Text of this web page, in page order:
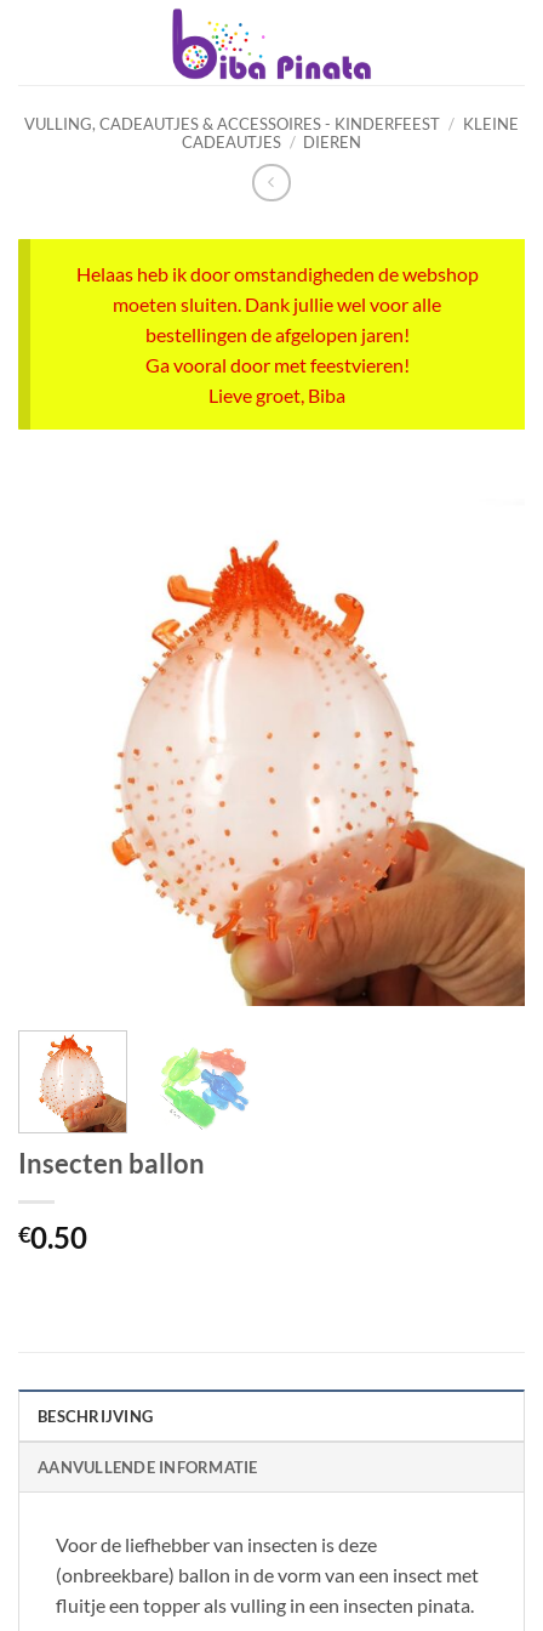
VULLING, CADEAUTJES & ACCESSOIRES - KINDERFEEST / KLEINE
CADEAUTJES / DIEREN
Helaas heb ik door omstandigheden de webshop
moeten sluiten. Dank jullie wel voor alle
bestellingen de afgelopen jaren!
Ga vooral door met feestvieren!
Lieve groet, Biba
Insecten ballon
€0.50
BESCHRIJVING
AANVULLENDE INFORMATIE
Voor de liefhebber van insecten is deze
(onbreekbare) ballon in de vorm van een insect met
fluitje een topper als vulling in een insecten pinata.